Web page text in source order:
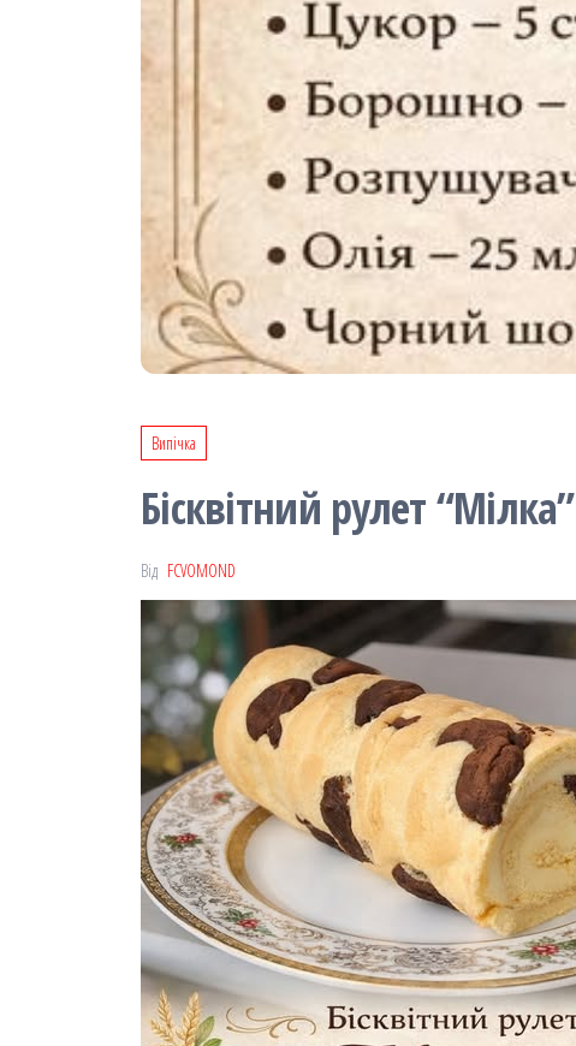
Випічка
Бісквітний рулет “Мілка”
Від FCVOMOND